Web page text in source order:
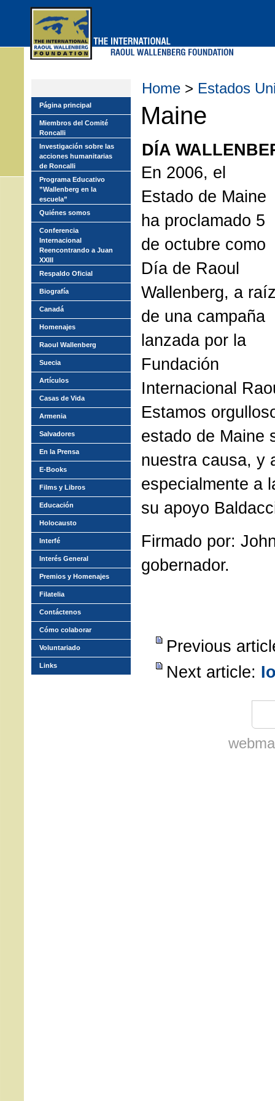
Home > Estados
Maine
DÍA
En 2006, el
Estado de Maine
ha proclamado 5
de octubre como
Día de Raoul
Wallenberg, a
de una campaña
lanzada por la
Fundación
Internacional
Estamos
estado de Maine
nuestra causa, y
especialmente a
su apoyo
Firmado por:
gobernador.
Previous
Next article:
Página principal
Miembros del Comité
Roncalli
Investigación sobre las
acciones humanitarias
de Roncalli
Programa Educativo
”Wallenberg en la
escuela”
Quiénes somos
Conferencia
Internacional
Reencontrando a Juan
XXIII
Respaldo Oficial
Biografía
Canadá
Homenajes
Raoul Wallenberg
Suecia
Artículos
Casas de Vida
Armenia
Salvadores
En la Prensa
E-Books
Films y Libros
Educación
Holocausto
Interfé
Interés General
Premios y Homenajes
Filatelia
Contáctenos
Cómo colaborar
Voluntariado
Links